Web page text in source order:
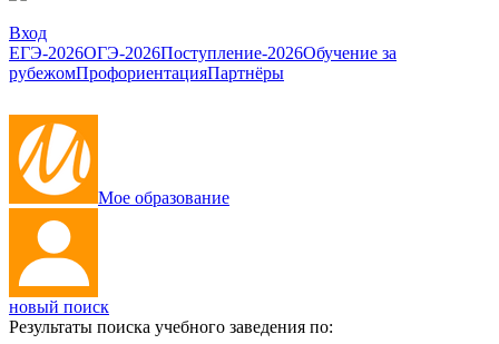
Вход
ЕГЭ-2026ОГЭ-2026Поступление-2026Обучение за
рубежомПрофориентацияПартнёры
Мое образование
новый поиск
Результаты поиска учебного заведения по: